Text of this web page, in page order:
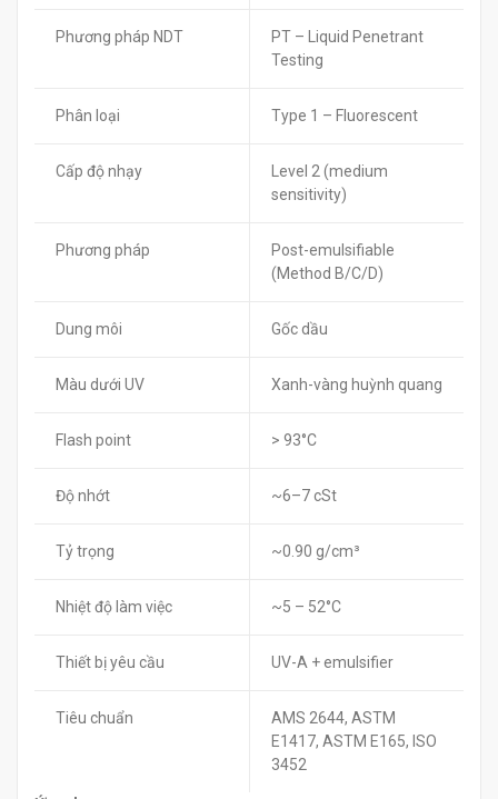
Phương pháp NDT
PT – Liquid Penetrant
Testing
Phân loại Type 1 – Fluorescent
Cấp độ nhạy
Level 2 (medium
sensitivity)
Phương pháp
Post-emulsifiable
(Method B/C/D)
Dung môi Gốc dầu
Màu dưới UV Xanh-vàng huỳnh quang
Flash point > 93°C
Độ nhớt ~6–7 cSt
Tỷ trọng ~0.90 g/cm³
Nhiệt độ làm việc ~5 – 52°C
Thiết bị yêu cầu UV-A + emulsifier
Tiêu chuẩn
AMS 2644, ASTM
E1417, ASTM E165, ISO
3452